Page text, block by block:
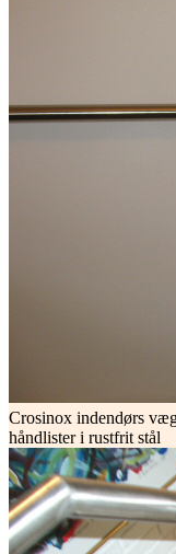
Crosinox indendørs
håndlister i rustfrit stål